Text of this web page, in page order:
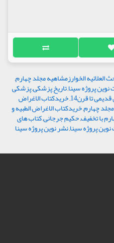
العلائیه الخوارزمشاهیه مجلد چهارم,
نوین پروژه سینا,تاریخ پزشکی,پزشکی
تا قرن14 ,خریدکتاب الاغراض
مجلد چهارم,خریدکتاب الاغراض الطبیه و
با تخفیف,حکیم جرجانی,کتاب های
پروژه سینا,نشر نوین پروژه سینا